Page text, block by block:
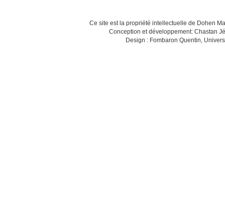
Ce site est la propriété intellectuelle de Dohen
Conception et développement: Chastan
Design : Fombaron Quentin,